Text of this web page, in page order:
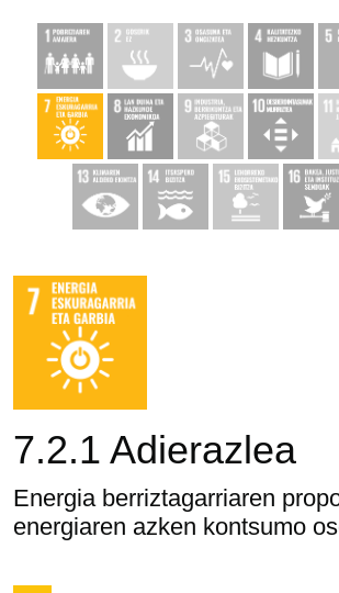
7.2.1 Adierazlea
Energia berriztagarriaren
energiaren azken kontsumo